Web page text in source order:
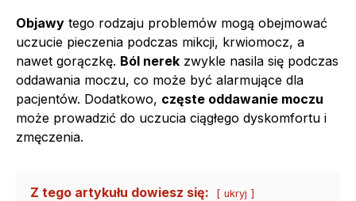
Objawy tego rodzaju problemów mogą obejmować
uczucie pieczenia podczas mikcji, krwiomocz, a
nawet gorączkę. Ból nerek zwykle nasila się podczas
oddawania moczu, co może być alarmujące dla
pacjentów. Dodatkowo, częste oddawanie moczu
może prowadzić do uczucia ciągłego dyskomfortu i
zmęczenia.
Z tego artykułu dowiesz się: ukryj